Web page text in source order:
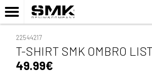
22544217
T-SHIRT SMK OMBRO
49.99€